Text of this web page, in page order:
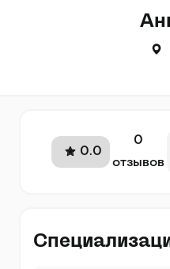
0.0
0
отзывов